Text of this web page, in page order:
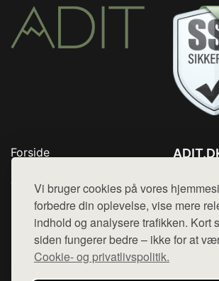
Vi bruger cookies på vores
forbedre din oplevelse, vise mere
indhold og analysere trafikken. Kort
siden fungerer bedre – ikke for at
Cookie- og privatlivspolitik.
Forside
Top Rabatter
Blog
Kontakt
Mail:
Cookie-